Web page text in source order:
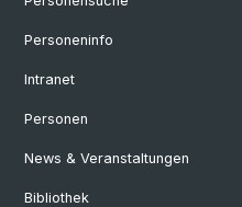
Personeninfo
Intranet
Personen
News & Veranstaltungen
Bibliothek